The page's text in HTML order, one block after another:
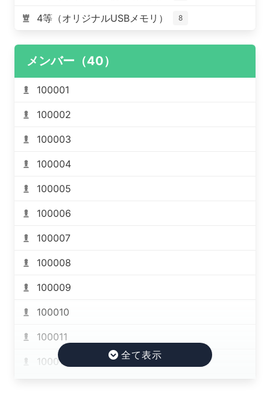
4等（オリジナルUSBメモリ） 8
メンバー（40）
100001
100002
100003
100004
100005
100006
100007
100008
100009
100010
100011
100012